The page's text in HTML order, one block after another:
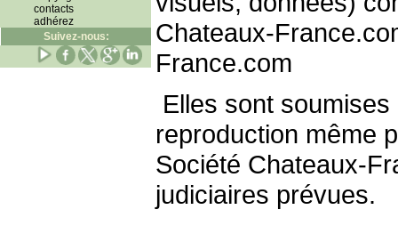
contacts
adhérez
Suivez-nous:
Chateaux-
France.com
Elles sont
reproduction même
Société Chateaux-
judiciaires prévues.